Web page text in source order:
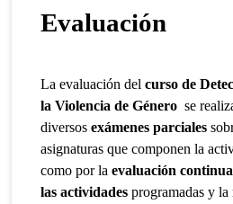
Evaluación
La evaluación delcurso de
la Violencia de Género se
diversosexámenes parciales
asignaturas que componen la
como por laevaluación continua
las actividades programadas y